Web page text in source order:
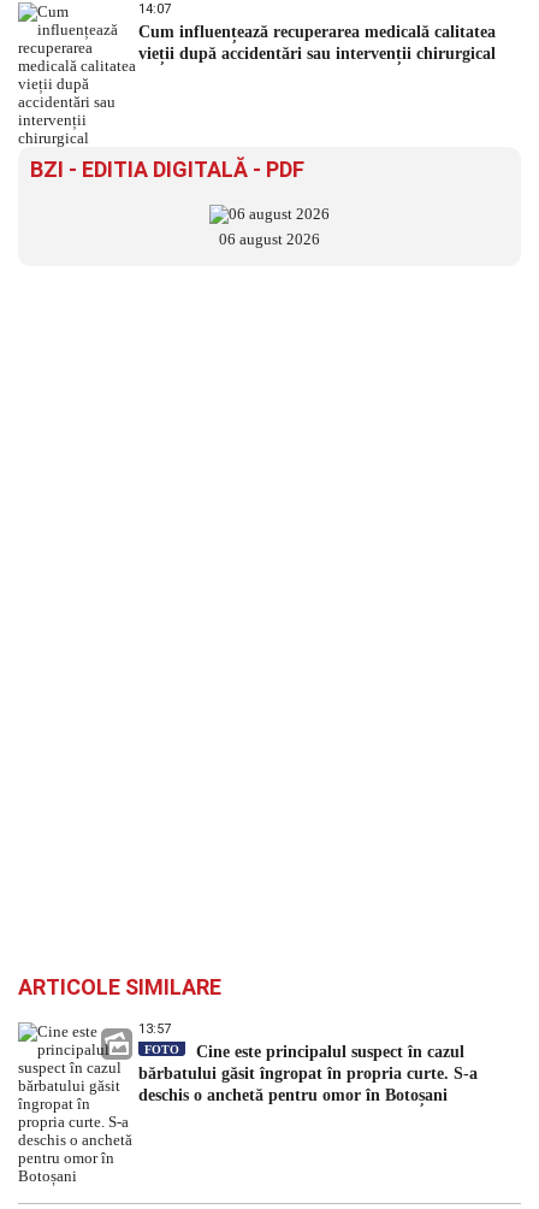
14:07
Cum influențează recuperarea medicală calitatea
vieții după accidentări sau intervenții chirurgical
BZI - EDITIA DIGITALĂ - PDF
06 august 2026
ARTICOLE SIMILARE
13:57
FOTO
Cine este principalul suspect în cazul
bărbatului găsit îngropat în propria curte. S-a
deschis o anchetă pentru omor în Botoșani